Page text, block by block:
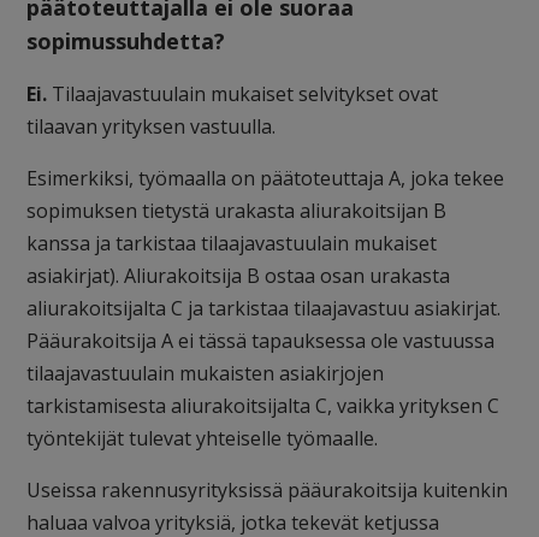
päätoteuttajalla ei ole suoraa
sopimussuhdetta?
Ei. Tilaajavastuulain mukaiset selvitykset ovat
tilaavan yrityksen vastuulla.
Esimerkiksi, työmaalla on päätoteuttaja A, joka tekee
sopimuksen tietystä urakasta aliurakoitsijan B
kanssa ja tarkistaa tilaajavastuulain mukaiset
asiakirjat). Aliurakoitsija B ostaa osan urakasta
aliurakoitsijalta C ja tarkistaa tilaajavastuu asiakirjat.
Pääurakoitsija A ei tässä tapauksessa ole vastuussa
tilaajavastuulain mukaisten asiakirjojen
tarkistamisesta aliurakoitsijalta C, vaikka yrityksen C
työntekijät tulevat yhteiselle työmaalle.
Useissa rakennusyrityksissä pääurakoitsija kuitenkin
haluaa valvoa yrityksiä, jotka tekevät ketjussa